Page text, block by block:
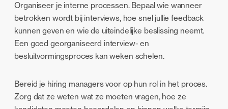
Organiseer je interne processen. Bepaal wie wanneer
betrokken wordt bij interviews, hoe snel jullie feedback
kunnen geven en wie de uiteindelijke beslissing neemt.
Een goed georganiseerd interview- en
besluitvormingsproces kan weken schelen.
Bereid je hiring managers voor op hun rol in het proces.
Zorg dat ze weten wat ze moeten vragen, hoe ze